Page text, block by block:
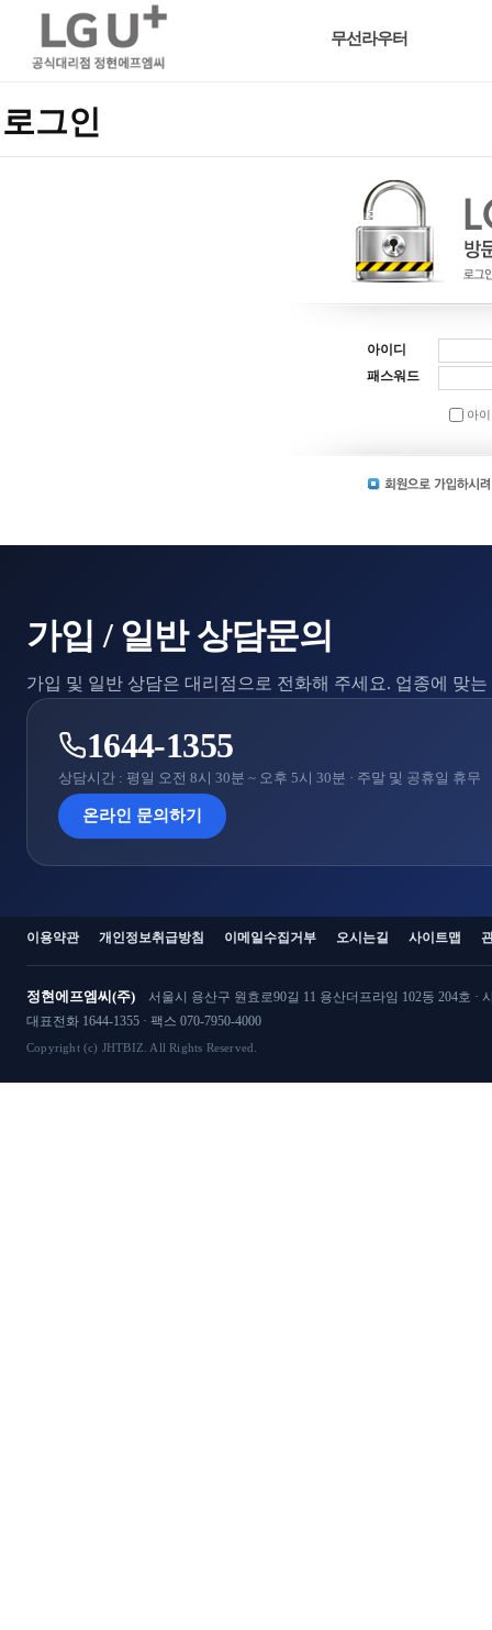
무선라우터
로그인
아이디
패스워드
아
가입 / 일반 상담문의
가입 및 일반 상담은 대리점으로 전화해 주세요. 업종에 맞
1644-1355
상담시간 : 평일 오전 8시 30분 ~ 오후 5시 30분 · 주말 및 공휴일 휴무
온라인 문의하기
이용약관 개인정보취급방침 이메일수집거부 오시는길 사이트맵
정현에프엠씨(주)
서울시 용산구 원효로90길 11 용산더프라임 102동 204호 ·
대표전화 1644-1355 · 팩스 070-7950-4000
Copyright (c) JHTBIZ. All Rights Reserved.